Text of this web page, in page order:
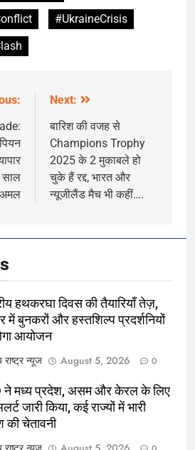
#UkraineCrisis
साल
Next:
बारिश की वजह से
Champions Trophy
2025 के 2 मुकाबले हो
चुके हैं रद्द, भारत और
न्यूजीलैंड मैच भी कहीं….
हथकरघा दिवस की तैयारियाँ तेज़,
में बुनकरों और हस्तशिल्प प्रदर्शनियों
आयोजन
न्यूज
August 5, 2026 0
ने मध्य प्रदेश, असम और केरल के लिए
जारी किया, कई राज्यों में भारी
की चेतावनी